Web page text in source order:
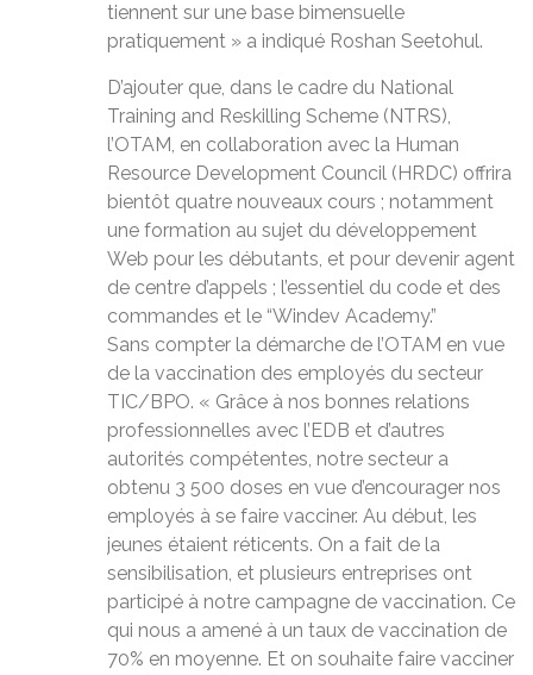
tiennent sur une base bimensuelle
pratiquement » a indiqué Roshan Seetohul.
D’ajouter que, dans le cadre du National
Training and Reskilling Scheme (NTRS),
l’OTAM, en collaboration avec la Human
Resource Development Council (HRDC) offrira
bientôt quatre nouveaux cours ; notamment
une formation au sujet du développement
Web pour les débutants, et pour devenir agent
de centre d’appels ; l’essentiel du code et des
commandes et le “Windev Academy.”
Sans compter la démarche de l’OTAM en vue
de la vaccination des employés du secteur
TIC/BPO. « Grâce à nos bonnes relations
professionnelles avec l’EDB et d’autres
autorités compétentes, notre secteur a
obtenu 3 500 doses en vue d’encourager nos
employés à se faire vacciner. Au début, les
jeunes étaient réticents. On a fait de la
sensibilisation, et plusieurs entreprises ont
participé à notre campagne de vaccination. Ce
qui nous a amené à un taux de vaccination de
70% en moyenne. Et on souhaite faire vacciner